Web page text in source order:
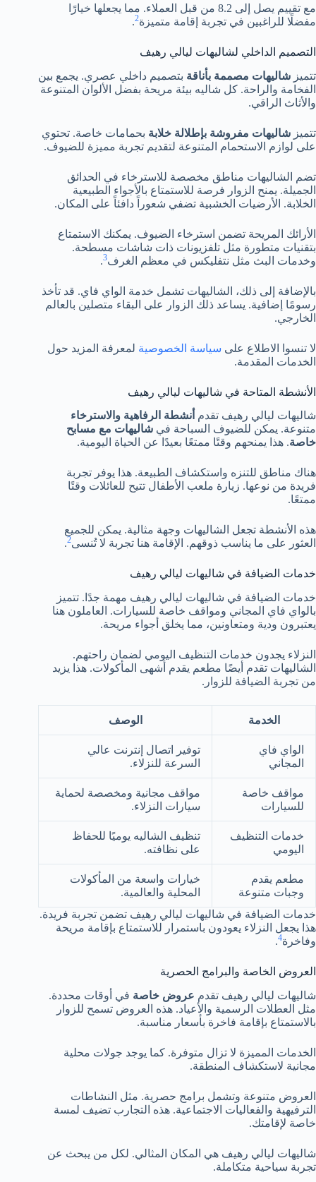
مع تقييم يصل إلى 8.2 من قبل العملاء. مما يجعلها خيارًا
مفضلًا للراغبين في تجربة إقامة متميزة2
.
التصميم الداخلي لشاليهات ليالي رهيف
تتميز شاليهات مصممة بأناقة بتصميم داخلي عصري. يجمع بين
الفخامة والراحة. كل شاليه بيئة مريحة بفضل الألوان المتنوعة
والأثاث الراقي.
تتميز شاليهات مفروشة بإطلالة خلابة بحمامات خاصة. تحتوي
على لوازم الاستحمام المتنوعة لتقديم تجربة مميزة للضيوف.
تضم الشاليهات مناطق مخصصة للاسترخاء في الحدائق
الجميلة. يمنح الزوار فرصة للاستمتاع بالأجواء الطبيعية
الخلابة. الأرضيات الخشبية تضفي شعوراً دافئاً على المكان.
الأرائك المريحة تضمن استرخاء الضيوف. يمكنك الاستمتاع
بتقنيات متطورة مثل تلفزيونات ذات شاشات مسطحة.
وخدمات البث مثل نتفليكس في معظم الغرف3
.
بالإضافة إلى ذلك، الشاليهات تشمل خدمة الواي فاي. قد تأخذ
رسومًا إضافية. يساعد ذلك الزوار على البقاء متصلين بالعالم
الخارجي.
لا تنسوا الاطلاع على سياسة الخصوصية لمعرفة المزيد حول
الخدمات المقدمة.
الأنشطة المتاحة في شاليهات ليالي رهيف
شاليهات ليالي رهيف تقدم أنشطة الرفاهية والاسترخاء
متنوعة. يمكن للضيوف السباحة في شاليهات مع مسابح
خاصة. هذا يمنحهم وقتًا ممتعًا بعيدًا عن الحياة اليومية.
هناك مناطق للتنزه واستكشاف الطبيعة. هذا يوفر تجربة
فريدة من نوعها. زيارة ملعب الأطفال تتيح للعائلات وقتًا
ممتعًا.
هذه الأنشطة تجعل الشاليهات وجهة مثالية. يمكن للجميع
العثور على ما يناسب ذوقهم. الإقامة هنا تجربة لا تُنسى2
.
خدمات الضيافة في شاليهات ليالي رهيف
خدمات الضيافة في شاليهات ليالي رهيف مهمة جدًا. تتميز
بالواي فاي المجاني ومواقف خاصة للسيارات. العاملون هنا
يعتبرون ودية ومتعاونين، مما يخلق أجواء مريحة.
النزلاء يجدون خدمات التنظيف اليومي لضمان راحتهم.
الشاليهات تقدم أيضًا مطعم يقدم أشهى المأكولات. هذا يزيد
من تجربة الضيافة للزوار.
الخدمة الوصف
الواي فاي
المجاني
توفير اتصال إنترنت عالي
السرعة للنزلاء.
مواقف خاصة
للسيارات
مواقف مجانية ومخصصة لحماية
سيارات النزلاء.
خدمات التنظيف
اليومي
تنظيف الشاليه يوميًا للحفاظ
على نظافته.
مطعم يقدم
وجبات متنوعة
خيارات واسعة من المأكولات
المحلية والعالمية.
خدمات الضيافة في شاليهات ليالي رهيف تضمن تجربة فريدة.
هذا يجعل النزلاء يعودون باستمرار للاستمتاع بإقامة مريحة
وفاخرة4
.
العروض الخاصة والبرامج الحصرية
شاليهات ليالي رهيف تقدم عروض خاصة في أوقات محددة.
مثل العطلات الرسمية والأعياد. هذه العروض تسمح للزوار
بالاستمتاع بإقامة فاخرة بأسعار مناسبة.
الخدمات المميزة لا تزال متوفرة. كما يوجد جولات محلية
مجانية لاستكشاف المنطقة.
العروض متنوعة وتشمل برامج حصرية. مثل النشاطات
الترفيهية والفعاليات الاجتماعية. هذه التجارب تضيف لمسة
خاصة لإقامتك.
شاليهات ليالي رهيف هي المكان المثالي. لكل من يبحث عن
تجربة سياحية متكاملة.